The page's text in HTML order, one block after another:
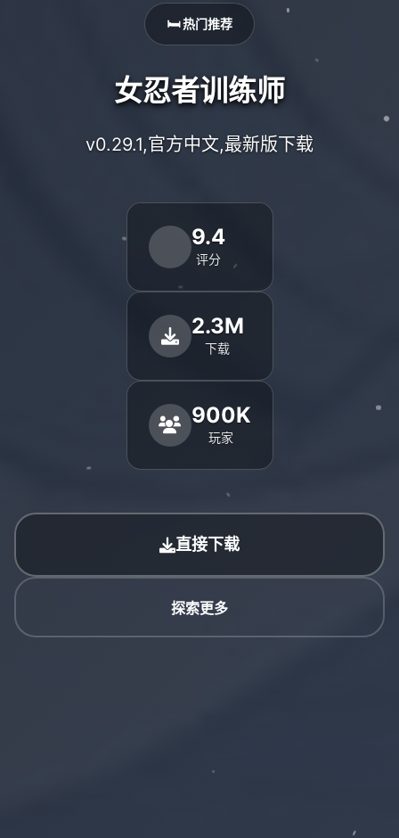
🛏️ 热门推荐
女忍者训练师
v0.29.1,官方中文,最新版下载
9.4
评分
2.3M
下载
900K
玩家
直接下载
探索更多